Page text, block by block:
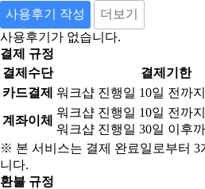
사용후기 작성
더보기
사용후기가 없습니다.
결제 규정
결제수단
결제기한
카드결제 워크샵 진행일 10일 전까
계좌이체
워크샵 진행일 10일 전까
워크샵 진행일 30일 이후
※ 본 서비스는 결제 완료일로부터 3
니다.
환불 규정